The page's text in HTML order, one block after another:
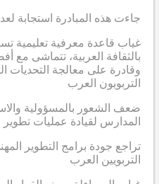
.جاءت هذه المبادرة استجابة
غياب قاعدة معرفية تعليمية
بالثقافة العربية، تتماشى مع
وقادرة على معالجة التحديات
التربويون العرب
المدارس لقيادة عمليات
التربويين العرب